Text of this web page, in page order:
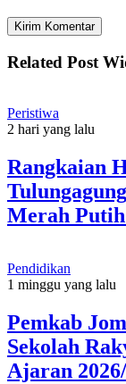
Related Post
Peristiwa
2 hari yang lalu
Rangkaian
Merah
Pendidikan
1 minggu yang lalu
Pemkab
Sekolah
Ajaran